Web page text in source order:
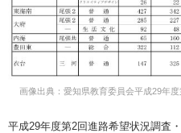
画像出典：愛知県教育委員会平成29年
平成29年度第2回進路希望状況調査